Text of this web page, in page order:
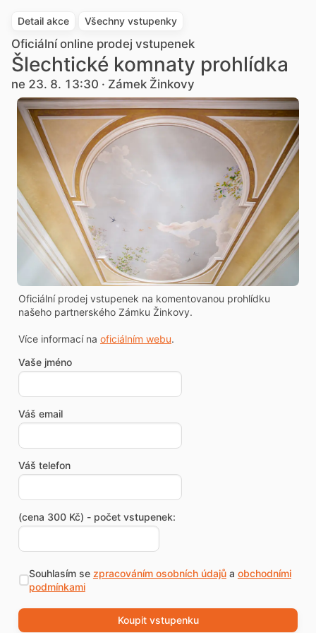
Detail akce Všechny vstupenky
Oficiální online prodej vstupenek
Šlechtické komnaty prohlídka
ne 23. 8. 13:30 · Zámek Žinkovy
Oficiální prodej vstupenek na komentovanou prohlídku
našeho partnerského Zámku Žinkovy.
Více informací na oficiálním webu.
Vaše jméno
Váš email
Váš telefon
(cena 300 Kč) - počet vstupenek:
Souhlasím se zpracováním osobních údajůa obchodními
podmínkami
Koupit vstupenku